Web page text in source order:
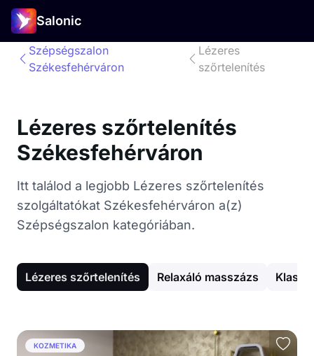
Salonic
Szépségszalon
Székesfehérváron
Lézeres
szőrtelenítés
Lézeres szőrtelenítés
Székesfehérváron
Itt találod a legjobb Lézeres szőrtelenítés
szolgáltatókat Székesfehérváron a(z)
Szépségszalon kategóriában.
Lézeres szőrtelenítés Relaxáló masszázs
KOZMETIKA